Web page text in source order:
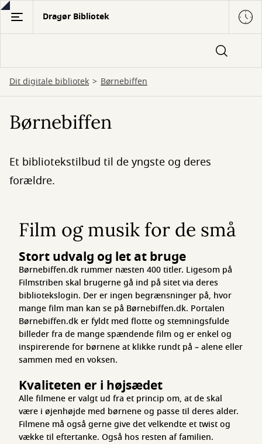
Gå
hovedindhold
Dragør Bibliotek
Dit digitale bibliotek Børnebiffen
Børnebiffen
Et bibliotekstilbud til de yngste og deres
forældre.
Film og musik for de små
Stort udvalg og let at bruge
Børnebiffen.dk rummer næsten 400 titler. Ligesom på
Filmstriben skal brugerne gå ind på sitet via deres
bibliotekslogin. Der er ingen begrænsninger på, hvor
mange film man kan se på Børnebiffen.dk. Portalen
Børnebiffen.dk er fyldt med flotte og stemningsfulde
billeder fra de mange spændende film og er enkel og
inspirerende for børnene at klikke rundt på – alene eller
sammen med en voksen.
Kvaliteten er i højsædet
Alle filmene er valgt ud fra et princip om, at de skal
være i øjenhøjde med børnene og passe til deres alder.
Filmene må også gerne give det velkendte et twist og
vække til eftertanke. Også hos resten af familien.